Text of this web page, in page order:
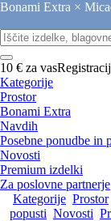
Bonami Extra ×
10 € za vas
Kategorije
Prostor
Bonami Extra
Navdih
Posebne ponudbe in
Novosti
Premium izdelki
Za poslovne partnerje
Kategorije Prostor
popusti Novosti